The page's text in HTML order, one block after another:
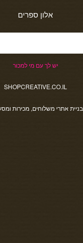
אלון ספרים
יש לך עם מי למכור
SHOPCREATIVE.CO.IL
בניית אתרי משלוחים, מכירות